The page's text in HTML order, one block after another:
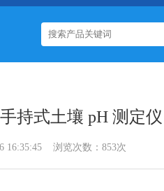
持式土壤 pH 测定仪
16:35:45 浏览次数：853次